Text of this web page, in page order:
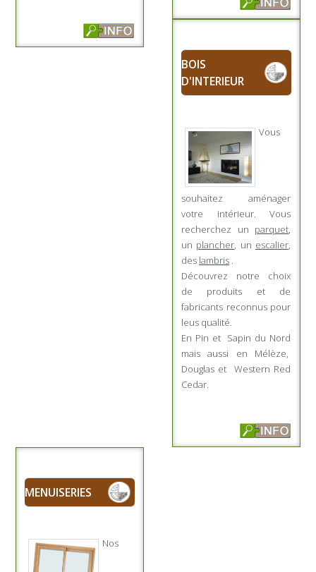
BOIS
D'INTERIEUR
Vous
souhaitez aménager
votre intérieur. Vous
recherchez un parquet,
un plancher, un escalier,
des lambris .
Découvrez notre choix
de produits et de
fabricants reconnus pour
leus qualité.
En Pin et Sapin du Nord
mais aussi en Mélèze,
Douglas et Western Red
Cedar.
MENUISERIES
Nos